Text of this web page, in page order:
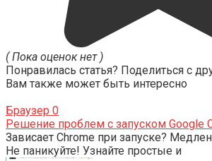
( Пока оценок нет )
Понравилась статья? Поделиться с
Вам также может быть интересно
Браузер 0
Решение проблем с запуском Google
Зависает Chrome при запуске?
Не паникуйте! Узнайте простые и